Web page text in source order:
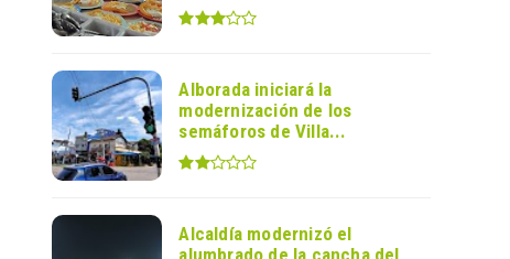
Alborada iniciará la
modernización de los
semáforos de Villa...
Alcaldía modernizó el
alumbrado de la cancha del